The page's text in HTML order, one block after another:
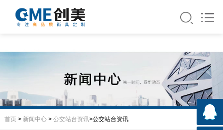
首页> 新闻中心> 公交站台资讯>公交站台资讯